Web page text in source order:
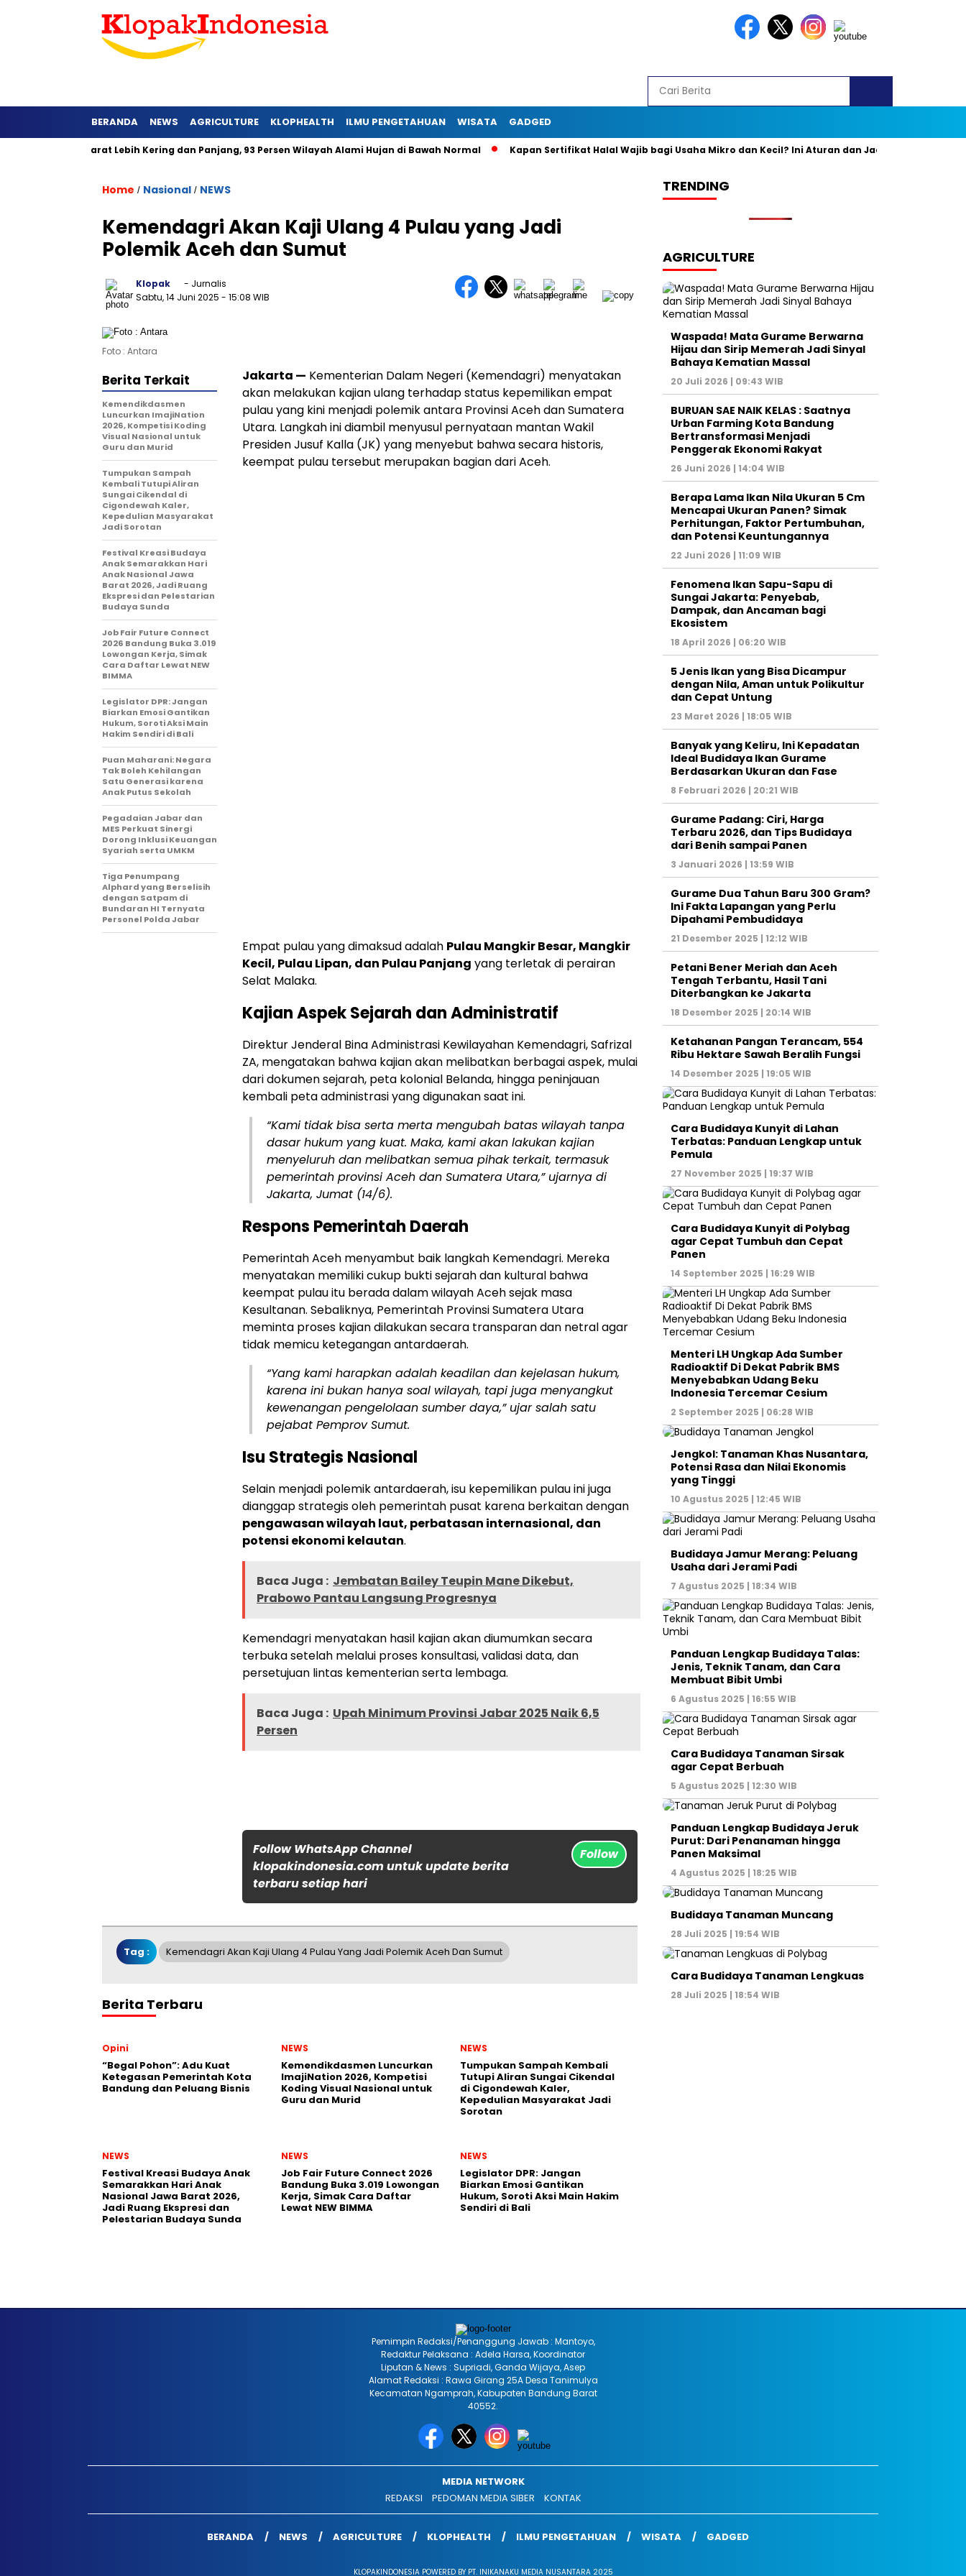
BERANDA NEWS AGRICULTURE KLOPHEALTH ILMU PENGETAHUAN WISATA GADGED
di Jawa Barat Lebih Kering dan Panjang, 93 Persen Wilayah Alami Hujan di Bawah Normal Kapan Sertifikat Halal Wajib bagi Usaha Mikro dan Kecil? Ini Aturan dan Jadwal Resminya
Home / Nasional / NEWS
Kemendagri Akan Kaji Ulang 4 Pulau yang Jadi
Polemik Aceh dan Sumut
Klopak
- Jurnalis
Sabtu, 14 Juni 2025 - 15:08 WIB
Foto : Antara
Jakarta — Kementerian Dalam Negeri (Kemendagri) menyatakan
akan melakukan kajian ulang terhadap status kepemilikan empat
pulau yang kini menjadi polemik antara Provinsi Aceh dan Sumatera
Utara. Langkah ini diambil menyusul pernyataan mantan Wakil
Presiden Jusuf Kalla (JK) yang menyebut bahwa secara historis,
keempat pulau tersebut merupakan bagian dari Aceh.
Empat pulau yang dimaksud adalah Pulau Mangkir Besar, Mangkir
Kecil, Pulau Lipan, dan Pulau Panjang yang terletak di perairan
Selat Malaka.
Kajian Aspek Sejarah dan Administratif
Direktur Jenderal Bina Administrasi Kewilayahan Kemendagri, Safrizal
ZA, mengatakan bahwa kajian akan melibatkan berbagai aspek, mulai
dari dokumen sejarah, peta kolonial Belanda, hingga peninjauan
kembali peta administrasi yang digunakan saat ini.
“Kami tidak bisa serta merta mengubah batas wilayah tanpa
dasar hukum yang kuat. Maka, kami akan lakukan kajian
menyeluruh dan melibatkan semua pihak terkait, termasuk
pemerintah provinsi Aceh dan Sumatera Utara,” ujarnya di
Jakarta, Jumat (14/6).
Respons Pemerintah Daerah
Pemerintah Aceh menyambut baik langkah Kemendagri. Mereka
menyatakan memiliki cukup bukti sejarah dan kultural bahwa
keempat pulau itu berada dalam wilayah Aceh sejak masa
Kesultanan. Sebaliknya, Pemerintah Provinsi Sumatera Utara
meminta proses kajian dilakukan secara transparan dan netral agar
tidak memicu ketegangan antardaerah.
“Yang kami harapkan adalah keadilan dan kejelasan hukum,
karena ini bukan hanya soal wilayah, tapi juga menyangkut
kewenangan pengelolaan sumber daya,” ujar salah satu
pejabat Pemprov Sumut.
Isu Strategis Nasional
Selain menjadi polemik antardaerah, isu kepemilikan pulau ini juga
dianggap strategis oleh pemerintah pusat karena berkaitan dengan
pengawasan wilayah laut, perbatasan internasional, dan
potensi ekonomi kelautan.
Baca Juga : Jembatan Bailey Teupin Mane Dikebut,
Prabowo Pantau Langsung Progresnya
Kemendagri menyatakan hasil kajian akan diumumkan secara
terbuka setelah melalui proses konsultasi, validasi data, dan
persetujuan lintas kementerian serta lembaga.
Baca Juga : Upah Minimum Provinsi Jabar 2025 Naik 6,5
Persen
Follow WhatsApp Channel
klopakindonesia.com untuk update berita
terbaru setiap hari
Follow
Berita Terkait
Kemendikdasmen
Luncurkan ImajiNation
2026, Kompetisi Koding
Visual Nasional untuk
Guru dan Murid
Tumpukan Sampah
Kembali Tutupi Aliran
Sungai Cikendal di
Cigondewah Kaler,
Kepedulian Masyarakat
Jadi Sorotan
Festival Kreasi Budaya
Anak Semarakkan Hari
Anak Nasional Jawa
Barat 2026, Jadi Ruang
Ekspresi dan Pelestarian
Budaya Sunda
Job Fair Future Connect
2026 Bandung Buka 3.019
Lowongan Kerja, Simak
Cara Daftar Lewat NEW
BIMMA
Legislator DPR: Jangan
Biarkan Emosi Gantikan
Hukum, Soroti Aksi Main
Hakim Sendiri di Bali
Puan Maharani: Negara
Tak Boleh Kehilangan
Satu Generasi karena
Anak Putus Sekolah
Pegadaian Jabar dan
MES Perkuat Sinergi
Dorong Inklusi Keuangan
Syariah serta UMKM
Tiga Penumpang
Alphard yang Berselisih
dengan Satpam di
Bundaran HI Ternyata
Personel Polda Jabar
Tag : Kemendagri Akan Kaji Ulang 4 Pulau Yang Jadi Polemik Aceh Dan Sumut
Berita Terbaru
Opini
“Begal Pohon”: Adu Kuat
Ketegasan Pemerintah Kota
Bandung dan Peluang Bisnis
NEWS
Kemendikdasmen Luncurkan
ImajiNation 2026, Kompetisi
Koding Visual Nasional untuk
Guru dan Murid
NEWS
Tumpukan Sampah Kembali
Tutupi Aliran Sungai Cikendal
di Cigondewah Kaler,
Kepedulian Masyarakat Jadi
Sorotan
NEWS
Festival Kreasi Budaya Anak
Semarakkan Hari Anak
Nasional Jawa Barat 2026,
Jadi Ruang Ekspresi dan
Pelestarian Budaya Sunda
NEWS
Job Fair Future Connect 2026
Bandung Buka 3.019 Lowongan
Kerja, Simak Cara Daftar
Lewat NEW BIMMA
NEWS
Legislator DPR: Jangan
Biarkan Emosi Gantikan
Hukum, Soroti Aksi Main Hakim
Sendiri di Bali
TRENDING
AGRICULTURE
Waspada! Mata Gurame Berwarna
Hijau dan Sirip Memerah Jadi Sinyal
Bahaya Kematian Massal
20 Juli 2026 | 09:43 WIB
BURUAN SAE NAIK KELAS : Saatnya
Urban Farming Kota Bandung
Bertransformasi Menjadi
Penggerak Ekonomi Rakyat
26 Juni 2026 | 14:04 WIB
Berapa Lama Ikan Nila Ukuran 5 Cm
Mencapai Ukuran Panen? Simak
Perhitungan, Faktor Pertumbuhan,
dan Potensi Keuntungannya
22 Juni 2026 | 11:09 WIB
Fenomena Ikan Sapu-Sapu di
Sungai Jakarta: Penyebab,
Dampak, dan Ancaman bagi
Ekosistem
18 April 2026 | 06:20 WIB
5 Jenis Ikan yang Bisa Dicampur
dengan Nila, Aman untuk Polikultur
dan Cepat Untung
23 Maret 2026 | 18:05 WIB
Banyak yang Keliru, Ini Kepadatan
Ideal Budidaya Ikan Gurame
Berdasarkan Ukuran dan Fase
8 Februari 2026 | 20:21 WIB
Gurame Padang: Ciri, Harga
Terbaru 2026, dan Tips Budidaya
dari Benih sampai Panen
3 Januari 2026 | 13:59 WIB
Gurame Dua Tahun Baru 300 Gram?
Ini Fakta Lapangan yang Perlu
Dipahami Pembudidaya
21 Desember 2025 | 12:12 WIB
Petani Bener Meriah dan Aceh
Tengah Terbantu, Hasil Tani
Diterbangkan ke Jakarta
18 Desember 2025 | 20:14 WIB
Ketahanan Pangan Terancam, 554
Ribu Hektare Sawah Beralih Fungsi
14 Desember 2025 | 19:05 WIB
Cara Budidaya Kunyit di Lahan
Terbatas: Panduan Lengkap untuk
Pemula
27 November 2025 | 19:37 WIB
Cara Budidaya Kunyit di Polybag
agar Cepat Tumbuh dan Cepat
Panen
14 September 2025 | 16:29 WIB
Menteri LH Ungkap Ada Sumber
Radioaktif Di Dekat Pabrik BMS
Menyebabkan Udang Beku
Indonesia Tercemar Cesium
2 September 2025 | 06:28 WIB
Jengkol: Tanaman Khas Nusantara,
Potensi Rasa dan Nilai Ekonomis
yang Tinggi
10 Agustus 2025 | 12:45 WIB
Budidaya Jamur Merang: Peluang
Usaha dari Jerami Padi
7 Agustus 2025 | 18:34 WIB
Panduan Lengkap Budidaya Talas:
Jenis, Teknik Tanam, dan Cara
Membuat Bibit Umbi
6 Agustus 2025 | 16:55 WIB
Cara Budidaya Tanaman Sirsak
agar Cepat Berbuah
5 Agustus 2025 | 12:30 WIB
Panduan Lengkap Budidaya Jeruk
Purut: Dari Penanaman hingga
Panen Maksimal
4 Agustus 2025 | 18:25 WIB
Budidaya Tanaman Muncang
28 Juli 2025 | 19:54 WIB
Cara Budidaya Tanaman Lengkuas
28 Juli 2025 | 18:54 WIB
Pemimpin Redaksi/Penanggung Jawab : Mantoyo,
Redaktur Pelaksana : Adela Harsa, Koordinator
Liputan & News : Supriadi, Ganda Wijaya, Asep
Alamat Redaksi : Rawa Girang 25A Desa Tanimulya
Kecamatan Ngamprah, Kabupaten Bandung Barat
40552.
MEDIA NETWORK
REDAKSI
PEDOMAN MEDIA SIBER KONTAK
BERANDA NEWS AGRICULTURE KLOPHEALTH ILMU PENGETAHUAN WISATA GADGED
KLOPAKINDONESIA POWERED BY PT. INIKANAKU MEDIA NUSANTARA 2025